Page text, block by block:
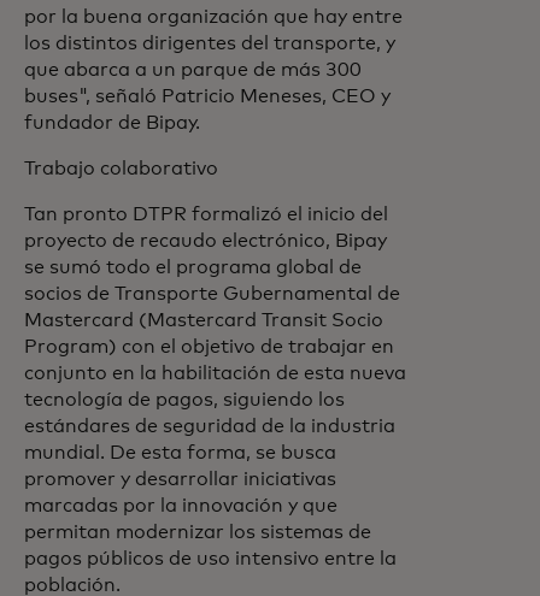
por la buena organización que hay entre
los distintos dirigentes del transporte, y
que abarca a un parque de más 300
buses", señaló Patricio Meneses, CEO y
fundador de Bipay.
Trabajo colaborativo
Tan pronto DTPR formalizó el inicio del
proyecto de recaudo electrónico, Bipay
se sumó todo el programa global de
socios de Transporte Gubernamental de
Mastercard (Mastercard Transit Socio
Program) con el objetivo de trabajar en
conjunto en la habilitación de esta nueva
tecnología de pagos, siguiendo los
estándares de seguridad de la industria
mundial. De esta forma, se busca
promover y desarrollar iniciativas
marcadas por la innovación y que
permitan modernizar los sistemas de
pagos públicos de uso intensivo entre la
población.